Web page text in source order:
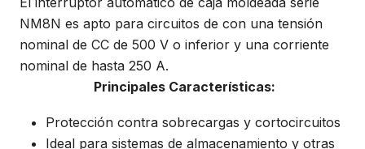
NM8N es apto para circuitos de con una tensión
nominal de CC de 500 V o inferior y una corriente
nominal de hasta 250 A.
Principales Características:
Protección contra sobrecargas y cortocircuitos
Ideal para sistemas de almacenamiento y otras